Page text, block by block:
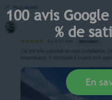
100 avis
% de
En